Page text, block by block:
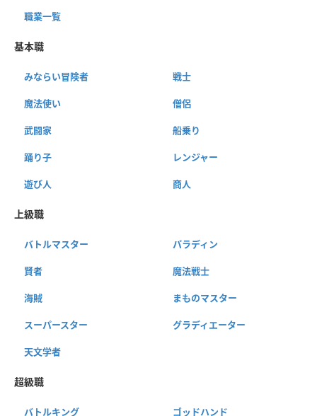
職業一覧
基本職
みならい冒険者 戦士
魔法使い 僧侶
武闘家 船乗り
踊り子 レンジャー
遊び人 商人
上級職
バトルマスター パラディン
賢者 魔法戦士
海賊 まものマスター
スーパースター グラディエーター
天文学者
超級職
バトルキング ゴッドハンド